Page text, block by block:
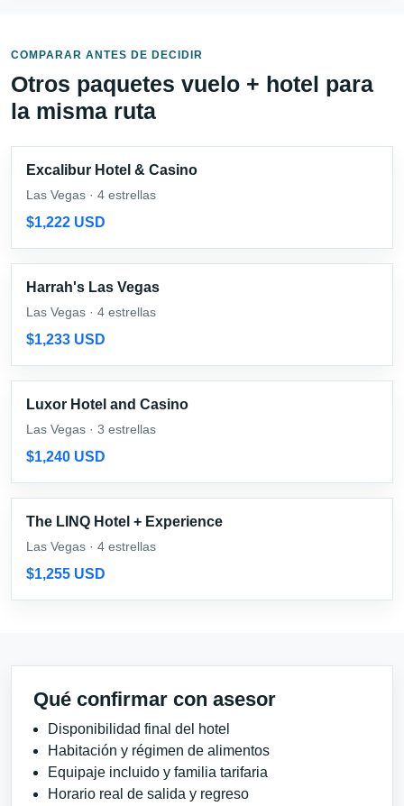
COMPARAR ANTES DE DECIDIR
Otros paquetes vuelo + hotel para
la misma ruta
Excalibur Hotel & Casino
Las Vegas · 4 estrellas
$1,222 USD
Harrah's Las Vegas
Las Vegas · 4 estrellas
$1,233 USD
Luxor Hotel and Casino
Las Vegas · 3 estrellas
$1,240 USD
The LINQ Hotel + Experience
Las Vegas · 4 estrellas
$1,255 USD
Qué confirmar con asesor
Disponibilidad final del hotel
Habitación y régimen de alimentos
Equipaje incluido y familia tarifaria
Horario real de salida y regreso